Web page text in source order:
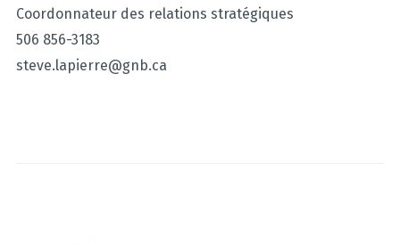
Coordonnateur des relations stratégiques
506 856-3183
steve.lapierre@gnb.ca